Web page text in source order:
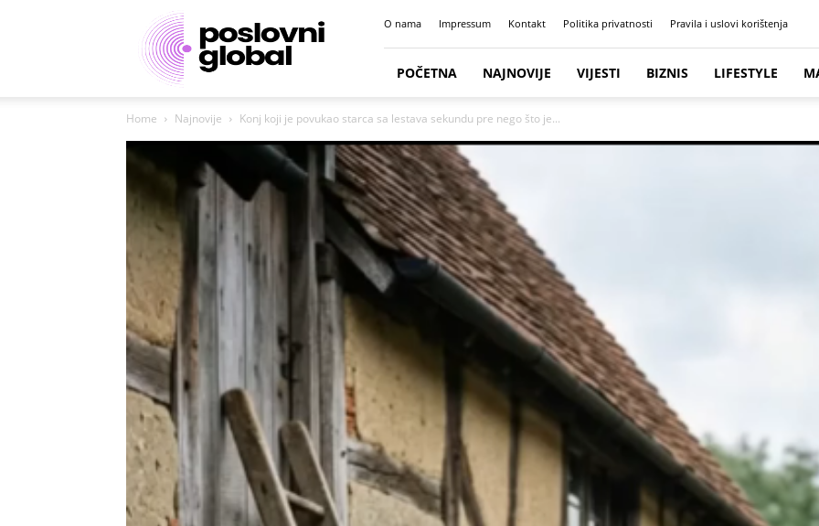
Poslovni
portal
O nama Impressum Kontakt Politika privatnosti Pravila i uslovi korištenja
POČETNA NAJNOVIJE VIJESTI BIZNIS LIFESTYLE
Home Najnovije Konj koji je povukao starca sa lestava sekundu pre nego što je...